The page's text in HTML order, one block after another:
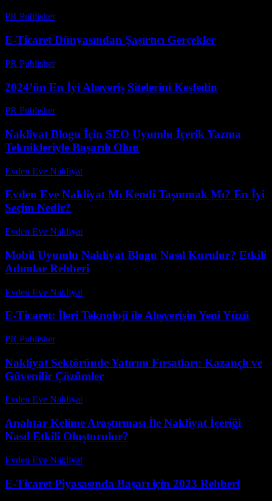
PR Publisher-
E-Ticaret Dünyasından Şaşırtıcı Gerçekler
PR Publisher-
2024’ün En İyi Alışveriş Sitelerini Keşfedin
PR Publisher-
Nakliyat Blogu İçin SEO Uyumlu İçerik Yazma
Teknikleriyle Başarılı Olun
Evden Eve Nakliyat
Evden Eve Nakliyat Mı Kendi Taşınmak Mı? En İyi
Seçim Nedir?
Evden Eve Nakliyat
Mobil Uyumlu Nakliyat Blogu Nasıl Kurulur? Etkili
Adımlar Rehberi
Evden Eve Nakliyat
E-Ticaret: İleri Teknoloji ile Alışverişin Yeni Yüzü
PR Publisher-
Nakliyat Sektöründe Yatırım Fırsatları: Kazançlı ve
Güvenilir Çözümler
Evden Eve Nakliyat-
Anahtar Kelime Araştırması İle Nakliyat İçeriği
Nasıl Etkili Oluşturulur?
Evden Eve Nakliyat
E-Ticaret Piyasasında Başarı için 2023 Rehberi